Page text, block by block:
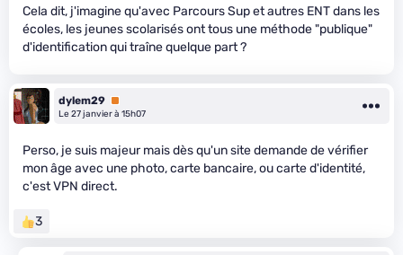
Cela dit, j'imagine qu'avec Parcours Sup et autres ENT dans les
écoles, les jeunes scolarisés ont tous une méthode "publique"
d'identification qui traîne quelque part ?
dylem29 Premium
Le 27 janvier à 15h07
Perso, je suis majeur mais dès qu'un site demande de vérifier
mon âge avec une photo, carte bancaire, ou carte d'identité,
c'est VPN direct.
3